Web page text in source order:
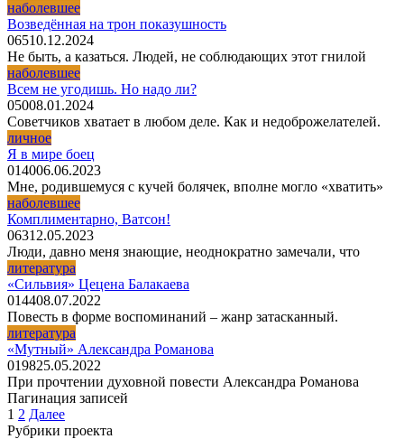
наболевшее
Возведённая на трон показушность
06510.12.2024
Не быть, а казаться. Людей, не соблюдающих этот гнилой
наболевшее
Всем не угодишь. Но надо ли?
05008.01.2024
Советчиков хватает в любом деле. Как и недоброжелателей.
личное
Я в мире боец
014006.06.2023
Мне, родившемуся с кучей болячек, вполне могло «хватить»
наболевшее
Комплиментарно, Ватсон!
06312.05.2023
Люди, давно меня знающие, неоднократно замечали, что
литература
«Сильвия» Цецена Балакаева
014408.07.2022
Повесть в форме воспоминаний – жанр затасканный.
литература
«Мутный» Александра Романова
019825.05.2022
При прочтении духовной повести Александра Романова
Пагинация записей
1 2 Далее
Рубрики проекта